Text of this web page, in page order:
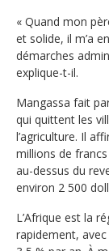
« Quand mon
et solide, il m’a
démarches
explique-t-il.
Mangassa fait
qui quittent les
l’agriculture. Il
millions de
au-dessus du
environ 2 500
L’Afrique est la
rapidement,